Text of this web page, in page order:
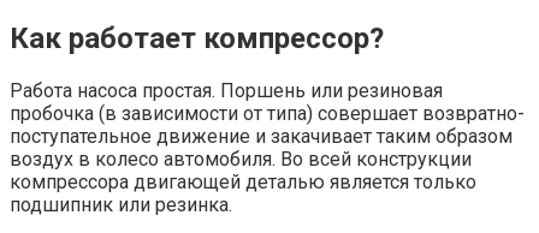
Как работает компрессор?
Работа насоса простая. Поршень или резиновая
пробочка (в зависимости от типа) совершает возвратно-
поступательное движение и закачивает таким образом
воздух в колесо автомобиля. Во всей конструкции
компрессора двигающей деталью является только
подшипник или резинка.